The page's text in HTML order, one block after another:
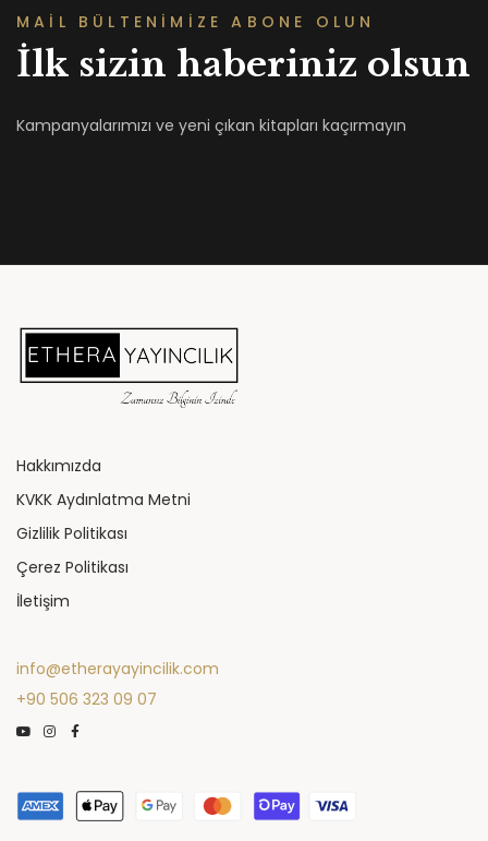
MAİL BÜLTENİMİZE ABONE OLUN
İlk sizin haberiniz olsun
Kampanyalarımızı ve yeni çıkan kitapları kaçırmayın
Hakkımızda
KVKK Aydınlatma Metni
Gizlilik Politikası
Çerez Politikası
İletişim
info@etherayayincilik.com
‪+90 506 323 09 07‬